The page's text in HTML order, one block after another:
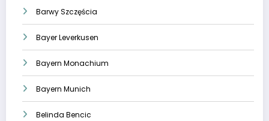
Barwy Szczęścia
Bayer Leverkusen
Bayern Monachium
Bayern Munich
Belinda Bencic